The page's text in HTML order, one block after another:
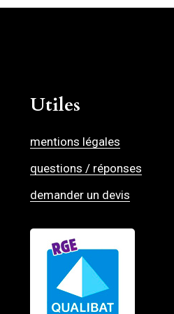
Utiles
mentions légales
questions / réponses
demander un devis